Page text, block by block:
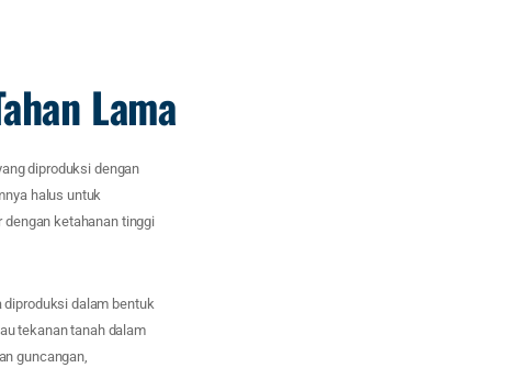
Lama
diproduksi dengan
halus untuk
dengan ketahanan tinggi
diproduksi dalam bentuk
tekanan tanah dalam
guncangan,